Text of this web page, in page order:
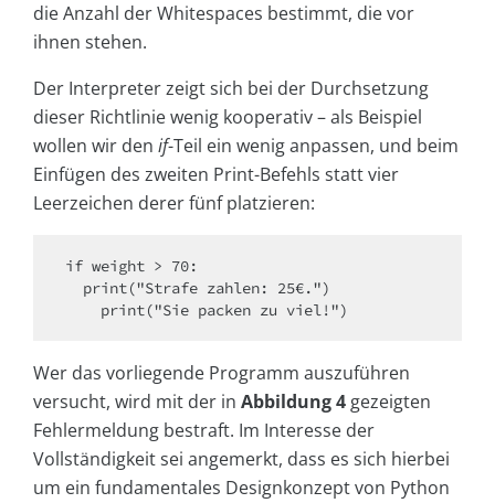
die Anzahl der Whitespaces bestimmt, die vor
ihnen stehen.
Der Interpreter zeigt sich bei der Durchsetzung
dieser Richtlinie wenig kooperativ – als Beispiel
wollen wir den if-Teil ein wenig anpassen, und beim
Einfügen des zweiten Print-Befehls statt vier
Leerzeichen derer fünf platzieren:
if weight > 70:
    print("Sie packen zu viel!")
Wer das vorliegende Programm auszuführen
versucht, wird mit der in Abbildung 4 gezeigten
Fehlermeldung bestraft. Im Interesse der
Vollständigkeit sei angemerkt, dass es sich hierbei
um ein fundamentales Designkonzept von Python